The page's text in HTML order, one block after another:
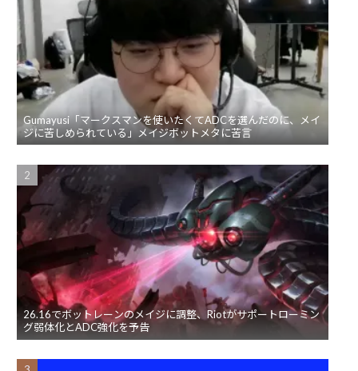
Gumayusi「マークスマンを使いたくてADCを選んだのに、メイ
ジに苦しめられている」メイジボットメタに苦言
26.16でボットレーンのメイジに調整、Riotがサポートローミン
グ弱体化とADC強化を予告